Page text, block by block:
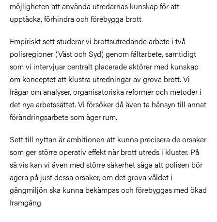
möjligheten att använda utredarnas kunskap för att
upptäcka, förhindra och förebygga brott.
Empiriskt sett studerar vi brottsutredande arbete i två
polisregioner (Väst och Syd) genom fältarbete, samtidigt
som vi intervjuar centralt placerade aktörer med kunskap
om konceptet att klustra utredningar av grova brott. Vi
frågar om analyser, organisatoriska reformer och metoder i
det nya arbetssättet. Vi försöker då även ta hänsyn till annat
förändringsarbete som äger rum.
Sett till nyttan är ambitionen att kunna precisera de orsaker
som ger större operativ effekt när brott utreds i kluster. På
så vis kan vi även med större säkerhet säga att polisen bör
agera på just dessa orsaker, om det grova våldet i
gängmiljön ska kunna bekämpas och förebyggas med ökad
framgång.